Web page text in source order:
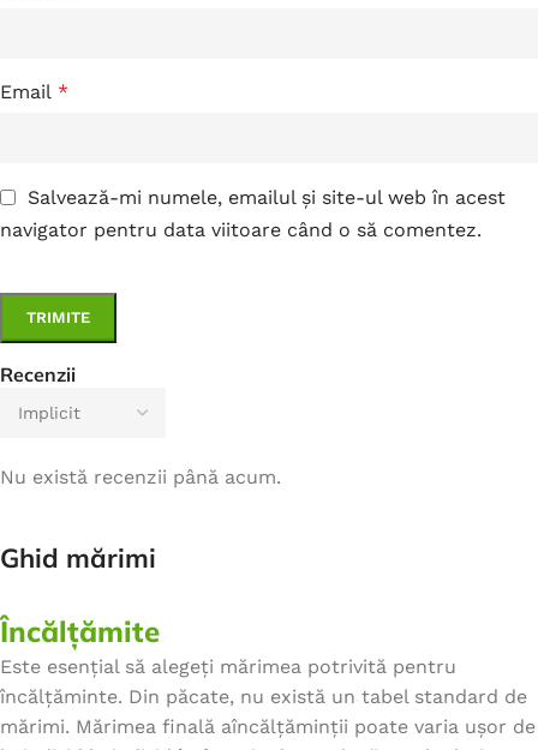
Recenzii
Nu există recenzii până acum.
Email *
Salvează-mi numele, emailul și site-ul web în acest
navigator pentru data viitoare când o să comentez.
Ghid mărimi
Încălțămite
Este esențial să alegeți mărimea potrivită pentru
încălțăminte. Din păcate, nu există un tabel standard de
mărimi. Mărimea finală aîncălțăminții poate varia ușor de